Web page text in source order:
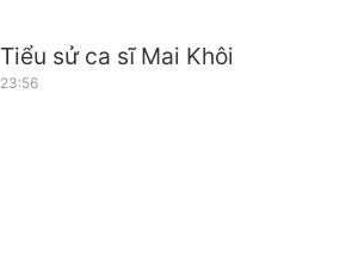
Tiểu sử ca sĩ Mai Khôi
23:56